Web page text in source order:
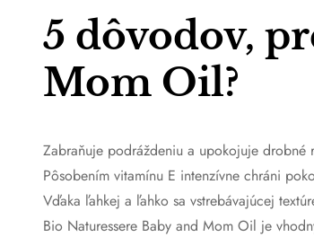
5 dôvodov,
Mom Oil?
Zabraňuje podráždeniu a upokojuje
Pôsobením vitamínu E intenzívne chráni
Vďaka ľahkej a ľahko sa vstrebávajúcej
Bio Naturessere Baby and Mom Oil je